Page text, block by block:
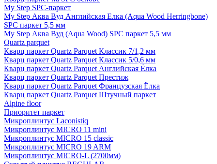
My Step SPC-паркет
My Step Аква Вуд Английская Елка (Aqua Wood Herringbone)
SPC паркет 5,5 мм
My Step Аква Вуд (Aqua Wood) SPC паркет 5,5 мм
Quartz parquet
Кварц паркет Quartz Parquet Классик 7/1,2 мм
Кварц паркет Quartz Parquet Классик 5/0,6 мм
Кварц паркет Quartz Parquet Английская Ёлка
Кварц паркет Quartz Parquet Престиж
Кварц паркет Quartz Parquet Французская Ёлка
Кварц паркет Quartz Parquet Штучный паркет
Alpine floor
Приоритет паркет
Микроплинтус Laconistiq
Микроплинтус MICRO 11 mini
Микроплинтус MICRO 15 classic
Микроплинтус MICRO 19 ARM
Микроплинтус MICRO-L (2700мм)